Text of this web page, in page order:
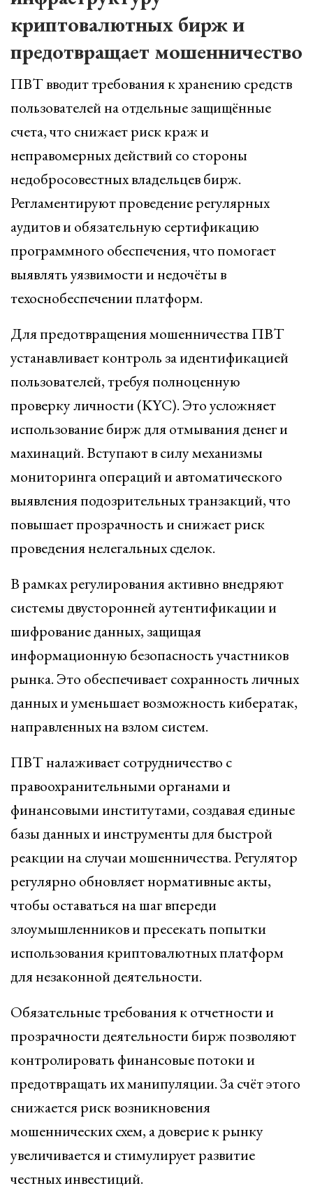
криптовалютных бирж и
предотвращает мошенничество
ПВТ вводит требования к хранению средств
пользователей на отдельные защищённые
счета, что снижает риск краж и
неправомерных действий со стороны
недобросовестных владельцев бирж.
Регламентируют проведение регулярных
аудитов и обязательную сертификацию
программного обеспечения, что помогает
выявлять уязвимости и недочёты в
техоснобеспечении платформ.
Для предотвращения мошенничества ПВТ
устанавливает контроль за идентификацией
пользователей, требуя полноценную
проверку личности (KYC). Это усложняет
использование бирж для отмывания денег и
махинаций. Вступают в силу механизмы
мониторинга операций и автоматического
выявления подозрительных транзакций, что
повышает прозрачность и снижает риск
проведения нелегальных сделок.
В рамках регулирования активно внедряют
системы двусторонней аутентификации и
шифрование данных, защищая
информационную безопасность участников
рынка. Это обеспечивает сохранность личных
данных и уменьшает возможность кибератак,
направленных на взлом систем.
ПВТ налаживает сотрудничество с
правоохранительными органами и
финансовыми институтами, создавая единые
базы данных и инструменты для быстрой
реакции на случаи мошенничества. Регулятор
регулярно обновляет нормативные акты,
чтобы оставаться на шаг впереди
злоумышленников и пресекать попытки
использования криптовалютных платформ
для незаконной деятельности.
Обязательные требования к отчетности и
прозрачности деятельности бирж позволяют
контролировать финансовые потоки и
предотвращать их манипуляции. За счёт этого
снижается риск возникновения
мошеннических схем, а доверие к рынку
увеличивается и стимулирует развитие
честных инвестиций.